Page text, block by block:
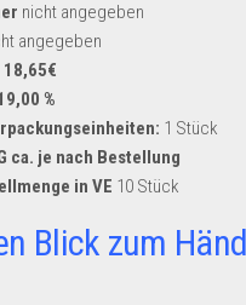
nicht angegeben
angegeben
18,65€
%
1 Stück
ca. je nach Bestellung
in VE 10 Stück
Blick zum